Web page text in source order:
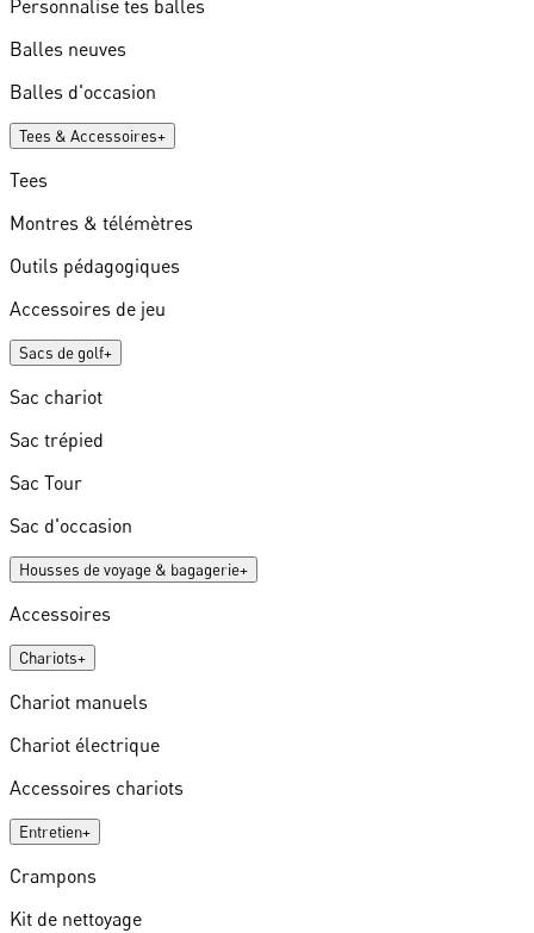
Personnalise tes balles
Balles neuves
Balles d'occasion
Tees & Accessoires+
Tees
Montres & télémètres
Outils pédagogiques
Accessoires de jeu
Sacs de golf+
Sac chariot
Sac trépied
Sac Tour
Sac d'occasion
Housses de voyage & bagagerie+
Accessoires
Chariots+
Chariot manuels
Chariot électrique
Accessoires chariots
Entretien+
Crampons
Kit de nettoyage